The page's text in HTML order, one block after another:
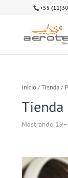
+55
Inicio/Tienda/
Tienda
Mostrando